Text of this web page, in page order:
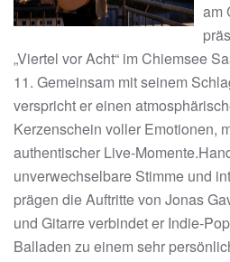
am
„Viertel vor Acht“ im Chiemsee
11. Gemeinsam mit seinem
verspricht er einen
Kerzenschein voller Emotionen,
authentischer Live-
unverwechselbare Stimme und
prägen die Auftritte von Jonas
und Gitarre verbindet er Indie-
Balladen zu einem sehr